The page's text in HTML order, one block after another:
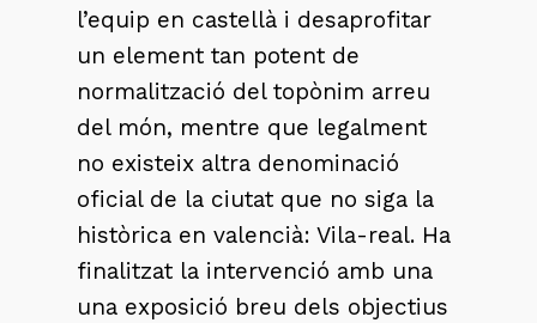
l’equip en castellà i desaprofitar
un element tan potent de
normalització del topònim arreu
del món, mentre que legalment
no existeix altra denominació
oficial de la ciutat que no siga la
històrica en valencià: Vila-real. Ha
finalitzat la intervenció amb una
una exposició breu dels objectius